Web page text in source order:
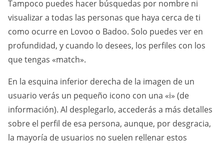
Tampoco puedes hacer búsquedas por nombre ni
visualizar a todas las personas que haya cerca de ti
como ocurre en Lovoo o Badoo. Solo puedes ver en
profundidad, y cuando lo desees, los perfiles con los
que tengas «match».
En la esquina inferior derecha de la imagen de un
usuario verás un pequeño icono con una «i» (de
información). Al desplegarlo, accederás a más detalles
sobre el perfil de esa persona, aunque, por desgracia,
la mayoría de usuarios no suelen rellenar estos